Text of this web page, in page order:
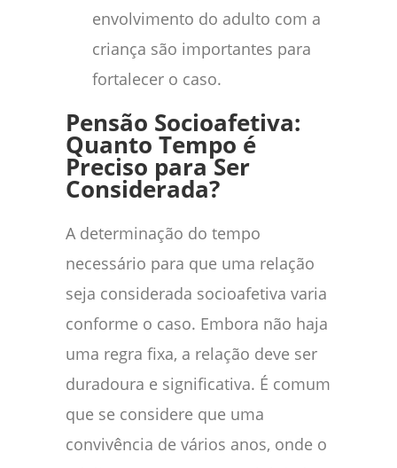
envolvimento do adulto com a
criança são importantes para
fortalecer o caso.
Pensão Socioafetiva:
Quanto Tempo é
Preciso para Ser
Considerada?
A determinação do tempo
necessário para que uma relação
seja considerada socioafetiva varia
conforme o caso. Embora não haja
uma regra fixa, a relação deve ser
duradoura e significativa. É comum
que se considere que uma
convivência de vários anos, onde o